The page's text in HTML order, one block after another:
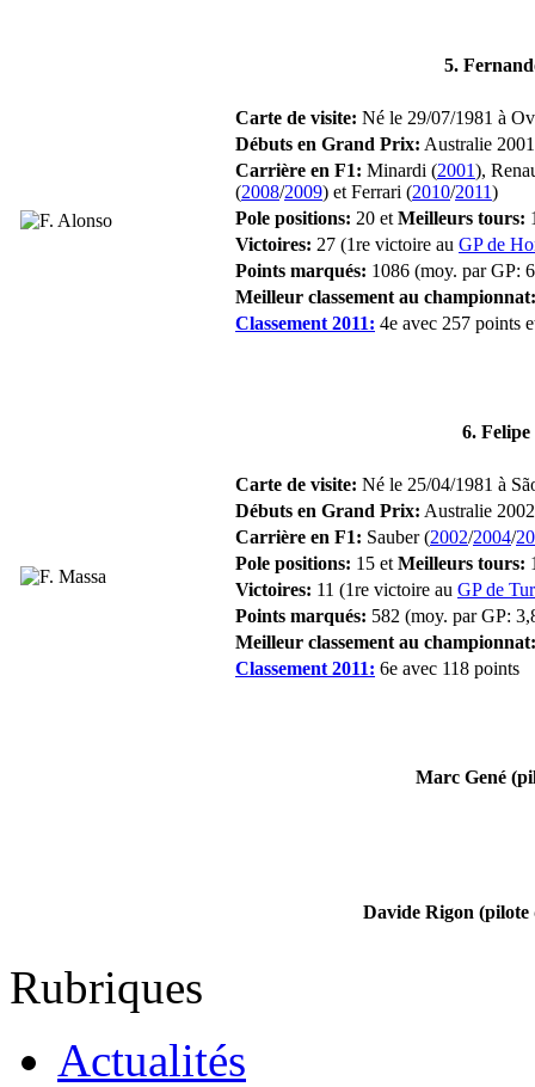
5.
Carte de visite: Né le 29/07/1981 à
Débuts en Grand Prix: Australie
Carrière en F1: Minardi (2001),
(2008/2009) et Ferrari (2010/2011)
Pole positions: 20 et Meilleurs tours:
Victoires: 27 (1re victoire au GP de
Points marqués: 1086 (moy. par GP:
Meilleur classement au championnat:
Classement 2011: 4e avec 257 points
6. Felipe
Carte de visite: Né le 25/04/1981 à
Débuts en Grand Prix: Australie
Carrière en F1: Sauber (2002/2004/
Pole positions: 15 et Meilleurs tours:
Victoires: 11 (1re victoire au GP de
Points marqués: 582 (moy. par GP:
Meilleur classement au championnat:
Classement 2011: 6e avec 118 points
Marc Gené
Davide Rigon (pilote
Rubriques
Actualités